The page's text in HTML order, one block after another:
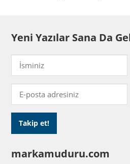
Yeni Yazılar Sana Da
markamuduru.com